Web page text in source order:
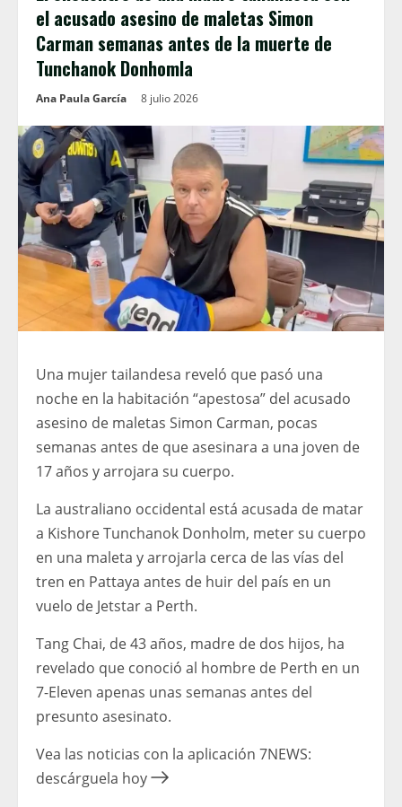
el acusado asesino de maletas Simon
Carman semanas antes de la muerte de
Tunchanok Donhomla
Ana Paula García 8 julio 2026
Una mujer tailandesa reveló que pasó una
noche en la habitación “apestosa” del acusado
asesino de maletas Simon Carman, pocas
semanas antes de que asesinara a una joven de
17 años y arrojara su cuerpo.
La australiano occidental está acusada de matar
a Kishore Tunchanok Donholm, meter su cuerpo
en una maleta y arrojarla cerca de las vías del
tren en Pattaya antes de huir del país en un
vuelo de Jetstar a Perth.
Tang Chai, de 43 años, madre de dos hijos, ha
revelado que conoció al hombre de Perth en un
7-Eleven apenas unas semanas antes del
presunto asesinato.
Vea las noticias con la aplicación 7NEWS:
descárguela hoy